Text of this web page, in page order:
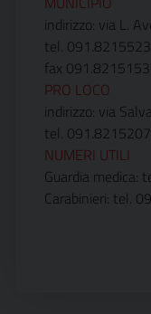
indirizzo: via L.
tel.
fax 091.8215153
PRO LOCO
indirizzo: via
tel. 091.8215207
NUMERI UTILI
Guardia medica:
Carabinieri: tel.